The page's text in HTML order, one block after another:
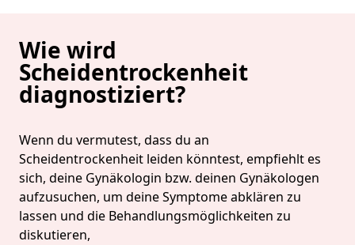
Wie wird
Scheidentrockenheit
diagnostiziert?
Wenn du vermutest, dass du an
Scheidentrockenheit leiden könntest, empfiehlt es
sich, deine Gynäkologin bzw. deinen Gynäkologen
aufzusuchen, um deine Symptome abklären zu
lassen und die Behandlungsmöglichkeiten zu
diskutieren,